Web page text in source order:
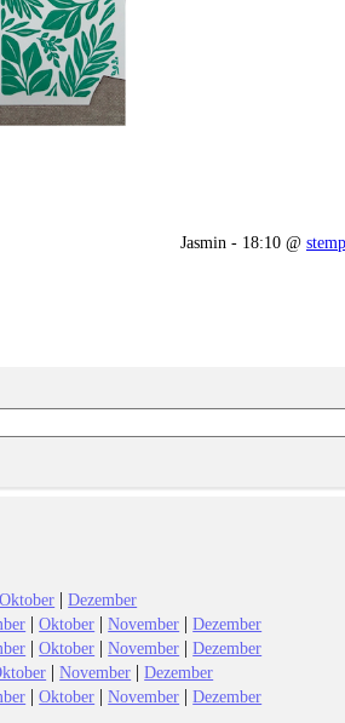
Jasmin - 18:10 @
Oktober |Dezember
|Oktober |November |Dezember
|Oktober |November |Dezember
|November |Dezember
|Oktober |November |Dezember